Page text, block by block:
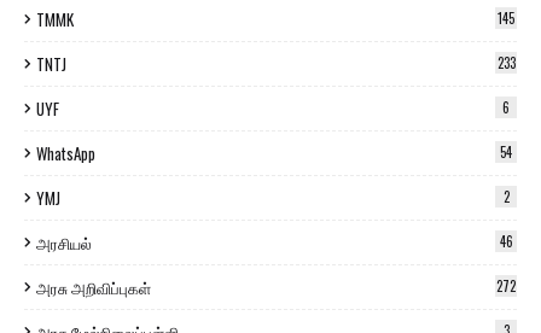
TMMK 145
TNTJ 233
UYF 6
WhatsApp 54
YMJ 2
அரசியல் 46
அரசு அறிவிப்புகள் 272